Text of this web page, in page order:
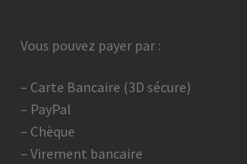
Vous pouvez payer par :
– Carte Bancaire (3D sécure)
– PayPal
– Chèque
– Virement bancaire